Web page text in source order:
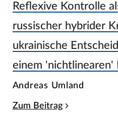
Reflexive Kontrolle
russischer hybrider
ukrainische
einem 'nichtlinearen'
Andreas Umland
Zum Beitrag